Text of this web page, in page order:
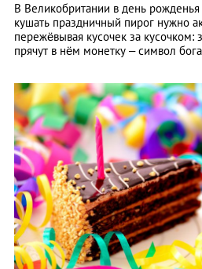
В Великобритании в день
кушать праздничный пирог нужно
пережёвывая кусочек за кусочком:
прячут в нём монетку – символ